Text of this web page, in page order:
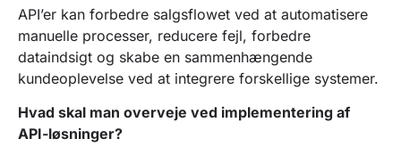
API’er kan forbedre salgsflowet ved at automatisere
manuelle processer, reducere fejl, forbedre
dataindsigt og skabe en sammenhængende
kundeoplevelse ved at integrere forskellige systemer.
Hvad skal man overveje ved implementering af
API-løsninger?